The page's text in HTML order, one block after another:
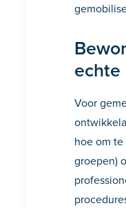
echte
Voor
hoe om
groepen)